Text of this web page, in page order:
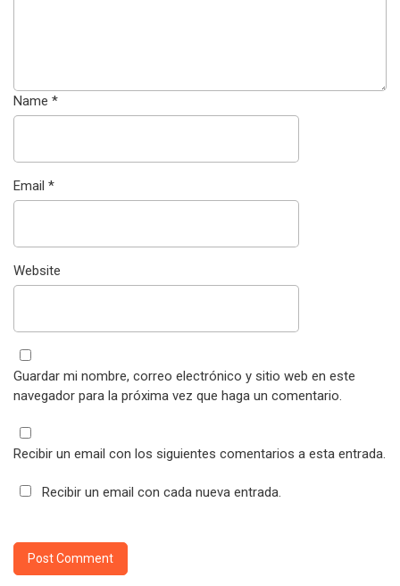
Name *
Email *
Website
Guardar mi nombre, correo electrónico y sitio web en este
navegador para la próxima vez que haga un comentario.
Recibir un email con los siguientes comentarios a esta entrada.
Recibir un email con cada nueva entrada.